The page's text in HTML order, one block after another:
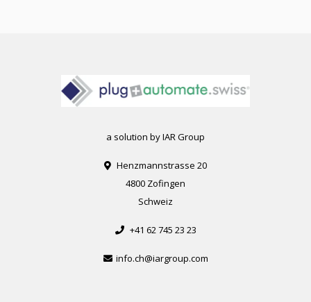
a solution by IAR Group
Henzmannstrasse 20
4800 Zofingen
Schweiz
+41 62 745 23 23
info.ch@iargroup.com